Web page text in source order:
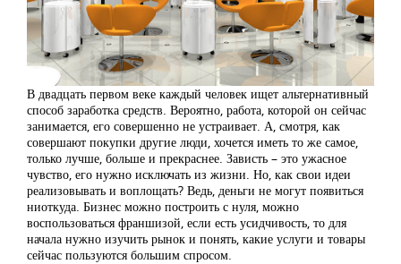
В двадцать первом веке каждый человек ищет альтернативный
способ заработка средств. Вероятно, работа, которой он сейчас
занимается, его совершенно не устраивает. А, смотря, как
совершают покупки другие люди, хочется иметь то же самое,
только лучше, больше и прекраснее. Зависть – это ужасное
чувство, его нужно исключать из жизни. Но, как свои идеи
реализовывать и воплощать? Ведь, деньги не могут появиться
ниоткуда. Бизнес можно построить с нуля, можно
воспользоваться франшизой, если есть усидчивость, то для
начала нужно изучить рынок и понять, какие услуги и товары
сейчас пользуются большим спросом.